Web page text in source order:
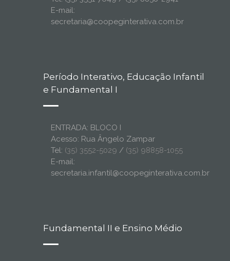
E-mail:
secretaria@coopeginterativa.com.br
Período Interativo, Educação Infantil
e Fundamental I
ENTRADA: BLOCO I
Acesso: Rua Ângelo Zampar
Tel: (35) 3552-5029 / (35) 98858-1055
E-mail:
secretaria.infantil@coopeginterativa.com.br
Fundamental II e Ensino Médio